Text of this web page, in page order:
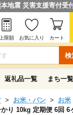
地震 災害支援寄付受
検
上限額 お気に入り カート
返礼品一覧 まち一覧
お米・パン
お米
り 10kg 定期便 6回 6